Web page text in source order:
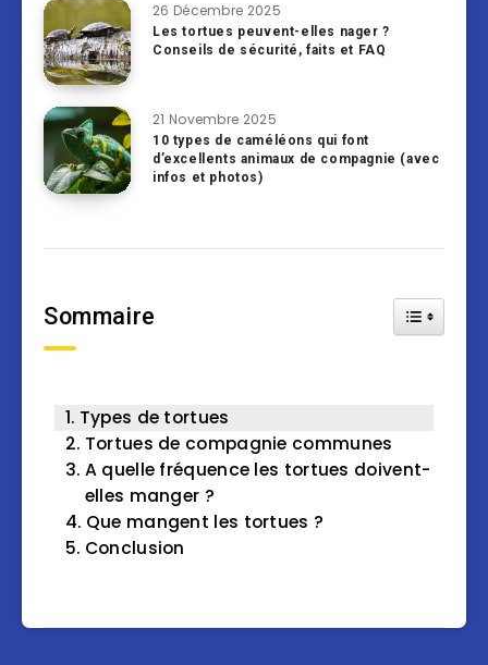
26 Décembre 2025
Les tortues peuvent-elles nager ?
Conseils de sécurité, faits et FAQ
21 Novembre 2025
10 types de caméléons qui font
d’excellents animaux de compagnie (avec
infos et photos)
Sommaire Toggle
Types de tortues
Tortues de compagnie communes
A quelle fréquence les tortues doivent-
elles manger ?
Que mangent les tortues ?
Conclusion